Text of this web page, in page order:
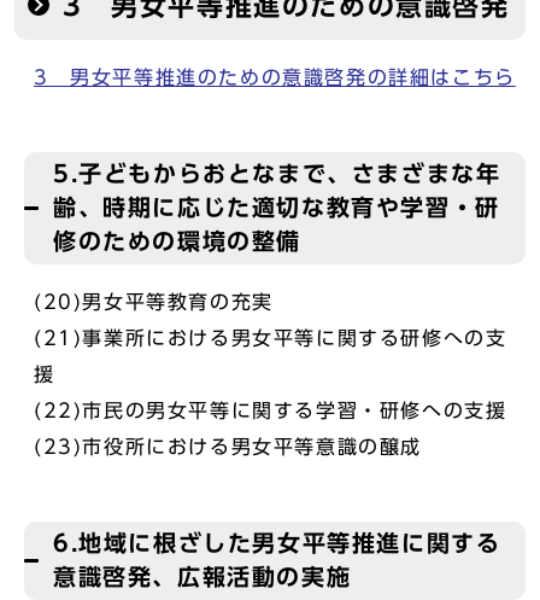
3 男女平等推進のための意識啓発
3 男女平等推進のための意識啓発の詳細はこちら
5.子どもからおとなまで、さまざまな年
齢、時期に応じた適切な教育や学習・研
修のための環境の整備
(20)男女平等教育の充実
(21)事業所における男女平等に関する研修への支
援
(22)市民の男女平等に関する学習・研修への支援
(23)市役所における男女平等意識の醸成
6.地域に根ざした男女平等推進に関する
意識啓発、広報活動の実施